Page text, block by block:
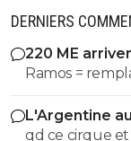
DERNIERS
220 ME
Ramos =
L'Argentine
qd ce cirque